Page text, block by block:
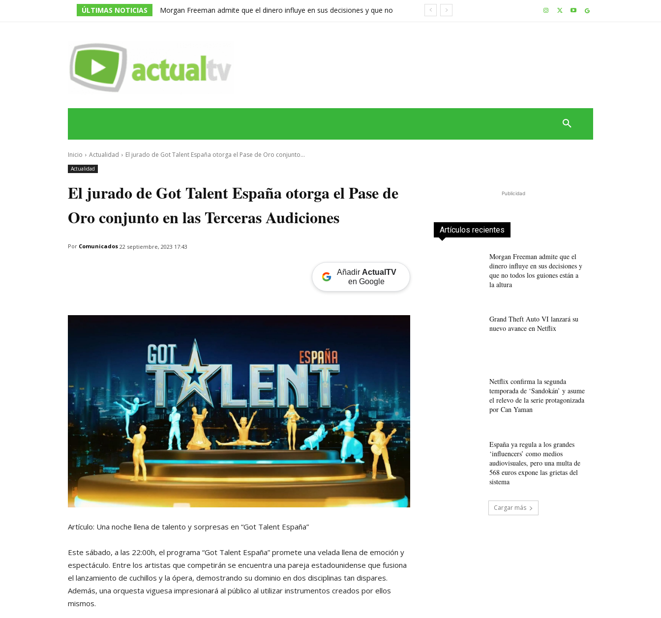
ÚLTIMAS NOTICIAS
Morgan Freeman admite que el dinero influye en sus decisiones y que no
Inicio Actualidad El jurado de Got Talent España otorga el Pase de Oro conjunto...
Actualidad
El jurado de Got Talent España otorga el Pase de
Oro conjunto en las Terceras Audiciones
Por Comunicados 22 septiembre, 2023 17:43
Añadir ActualTV
en Google
Artículo: Una noche llena de talento y sorpresas en “Got Talent España”
Este sábado, a las 22:00h, el programa “Got Talent España” promete una velada llena de emoción y
espectáculo. Entre los artistas que competirán se encuentra una pareja estadounidense que fusiona
el lanzamiento de cuchillos y la ópera, demostrando su dominio en dos disciplinas tan dispares.
Además, una orquesta viguesa impresionará al público al utilizar instrumentos creados por ellos
mismos.
Publicidad
Artículos recientes
Morgan Freeman admite que el
dinero influye en sus decisiones y
que no todos los guiones están a
la altura
Grand Theft Auto VI lanzará su
nuevo avance en Netflix
Netflix confirma la segunda
temporada de ‘Sandokán’ y asume
el relevo de la serie protagonizada
por Can Yaman
España ya regula a los grandes
‘influencers’ como medios
audiovisuales, pero una multa de
568 euros expone las grietas del
sistema
Cargar más